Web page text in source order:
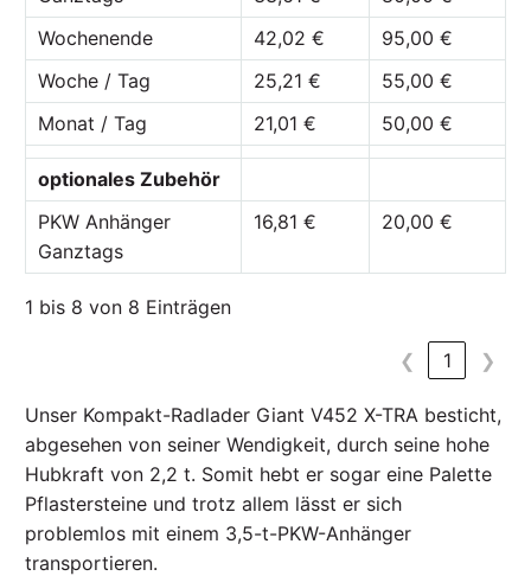
Wochenende
42,02 €
95,00 €
Woche / Tag
25,21 €
55,00 €
Monat / Tag
21,01 € 50,00 €
optionales Zubehör
PKW Anhänger
Ganztags
16,81 € 20,00 €
1 bis 8 von 8 Einträgen
❮ 1 ❯
Unser Kompakt-Radlader Giant V452 X-TRA besticht,
abgesehen von seiner Wendigkeit, durch seine hohe
Hubkraft von 2,2 t. Somit hebt er sogar eine Palette
Pflastersteine und trotz allem lässt er sich
problemlos mit einem 3,5-t-PKW-Anhänger
transportieren.